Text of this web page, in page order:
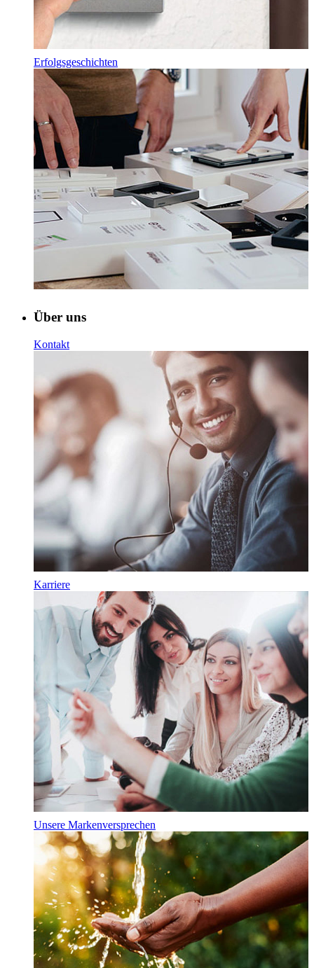
Erfolgsgeschichten
Über uns
Kontakt
Karriere
Unsere Markenversprechen